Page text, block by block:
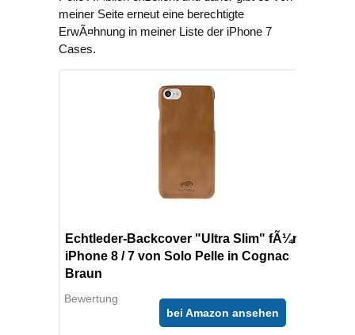
meiner Seite erneut eine berechtigte
ErwÃ¤hnung in meiner Liste der iPhone 7
Cases.
Echtleder-Backcover "Ultra Slim" fÃ¼r
iPhone 8 / 7 von Solo Pelle in Cognac
Braun
Bewertung
bei Amazon ansehen